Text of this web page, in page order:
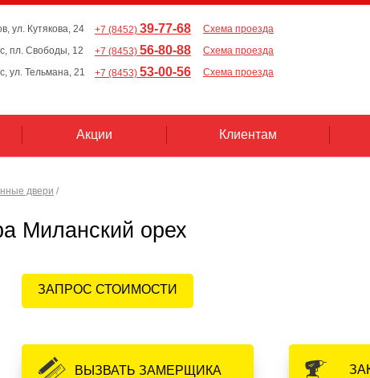
двери /
Миланский орех
ЗАПРОС СТОИМОСТИ
ВЫЗВАТЬ ЗАМЕРЩИКА
ул. Кутякова, 24 +7 (8452) 39-77-68
Схема проезда
пл. Свободы, 12
+7 (8453) 56-80-88
Схема проезда
ул. Тельмана, 21
+7 (8453) 53-00-56 Схема проезда
Акции Клиентам